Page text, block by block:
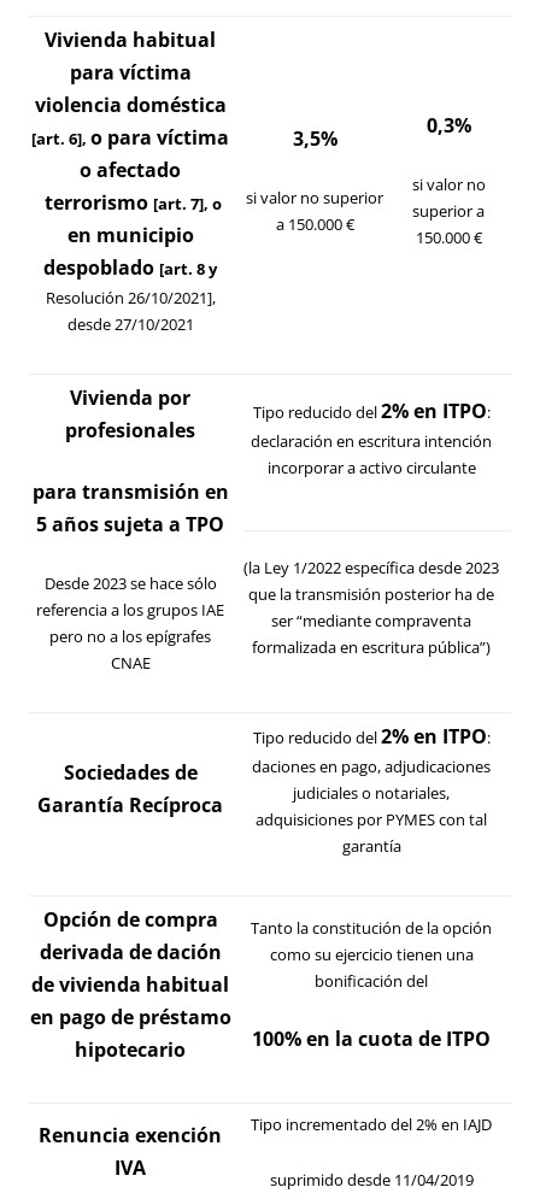
Vivienda habitual
para víctima
violencia doméstica
[art. 6], o para víctima
o afectado
terrorismo [art. 7], o
en municipio
despoblado [art. 8y
Resolución 26/10/2021],
desde 27/10/2021
3,5%
si valor no superior
a 150.000 €
0,3%
si valor no
superior a
150.000 €
Vivienda por
profesionales
para transmisión en
5 años sujeta a TPO
Desde 2023 se hace sólo
referencia a los grupos IAE
pero no a los epígrafes
CNAE
Tipo reducido del2% en ITPO:
declaración en escritura intención
incorporar a activo circulante
(la Ley 1/2022 específica desde 2023
que la transmisión posterior ha de
ser “mediante compraventa
formalizada en escritura pública”)
Sociedades de
Garantía Recíproca
Tipo reducido del2% en ITPO:
daciones en pago, adjudicaciones
judiciales o notariales,
adquisiciones por PYMES con tal
garantía
Opción de compra
derivada de dación
de vivienda habitual
en pago de préstamo
hipotecario
Tanto la constitución de la opción
como su ejercicio tienen una
bonificación del
100% en la cuota de ITPO
Renuncia exención
IVA
Tipo incrementado del 2% en IAJD
suprimido desde 11/04/2019